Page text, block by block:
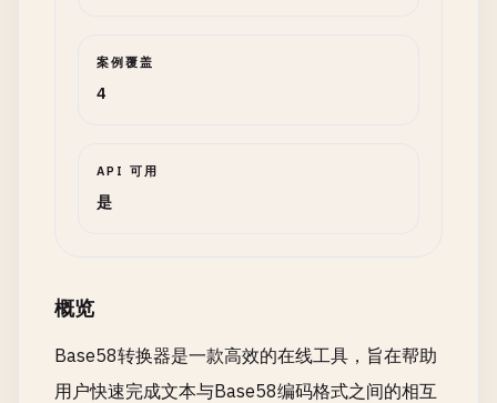
案例覆盖
4
API 可用
是
概览
Base58转换器是一款高效的在线工具，旨在帮助
用户快速完成文本与Base58编码格式之间的相互